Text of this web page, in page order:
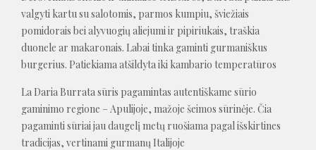
valgyti kartu su salotomis, parmos kumpiu, šviežiais
pomidorais bei alyvuogių aliejumi ir pipiriukais, traškia
duonele ar makaronais. Labai tinka gaminti gurmaniškus
burgerius. Patiekiama atšildyta iki kambario temperatūros
La Daria Burrata sūris pagamintas autentiškame sūrio
gaminimo regione – Apulijoje, mažoje šeimos sūrinėje. Čia
pagaminti sūriai jau daugelį metų ruošiama pagal išskirtines
tradicijas, vertinami gurmanų Italijoje